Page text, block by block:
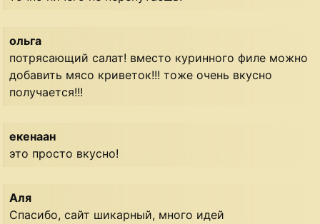
ольга
потрясающий салат! вместо куринного филе можно
добавить мясо криветок!!! тоже очень вкусно
получается!!!
екенаан
это просто вкусно!
Аля
Спасибо, сайт шикарный, много идей